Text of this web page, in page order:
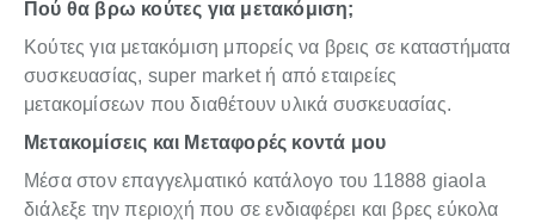
Πού θα βρω κούτες για μετακόμιση;
Κούτες για μετακόμιση μπορείς να βρεις σε καταστήματα
συσκευασίας, super market ή από εταιρείες
μετακομίσεων που διαθέτουν υλικά συσκευασίας.
Μετακομίσεις και Μεταφορές κοντά μου
Μέσα στον επαγγελματικό κατάλογο του 11888 giaola
διάλεξε την περιοχή που σε ενδιαφέρει και βρες εύκολα